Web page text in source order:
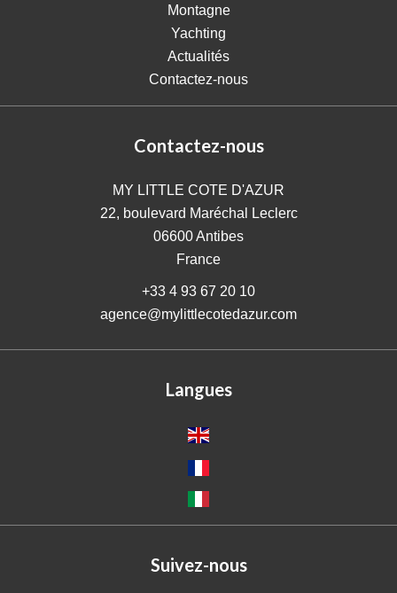
Montagne
Yachting
Actualités
Contactez-nous
Contactez-nous
MY LITTLE COTE D'AZUR
22, boulevard Maréchal Leclerc
06600Antibes
France
+33 4 93 67 20 10
agence@mylittlecotedazur.com
Langues
Suivez-nous